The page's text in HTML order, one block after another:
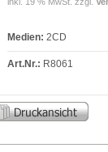
Medien: 2CD
Art.Nr.: R8061